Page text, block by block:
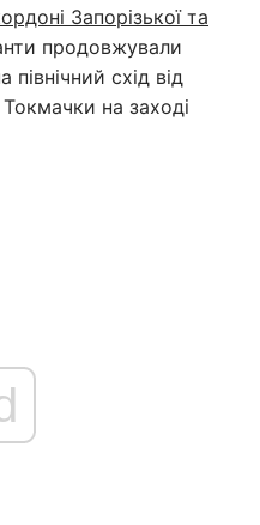
Запорізької та
продовжували
схід від
на заході